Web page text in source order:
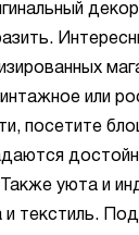
или
посетите
уюта и
текстиль.